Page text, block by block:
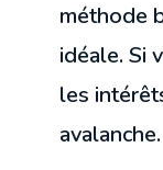
méthode
idéale. Si
les
avalanche.